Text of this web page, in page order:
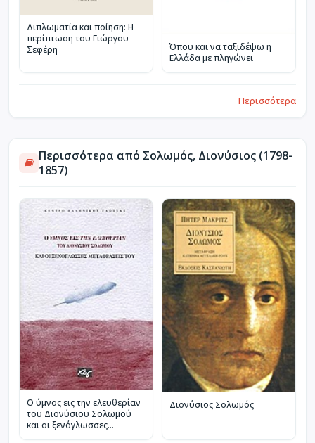
Διπλωματία και ποίηση: Η
περίπτωση του Γιώργου
Σεφέρη
Όπου και να ταξιδέψω η
Ελλάδα με πληγώνει
Περισσότερα
Περισσότερα από Σολωμός, Διονύσιος (1798-
1857)
Ο ύμνος εις την ελευθερίαν
του Διονύσιου Σολωμού
και οι ξενόγλωσσες
Διονύσιος Σολωμός